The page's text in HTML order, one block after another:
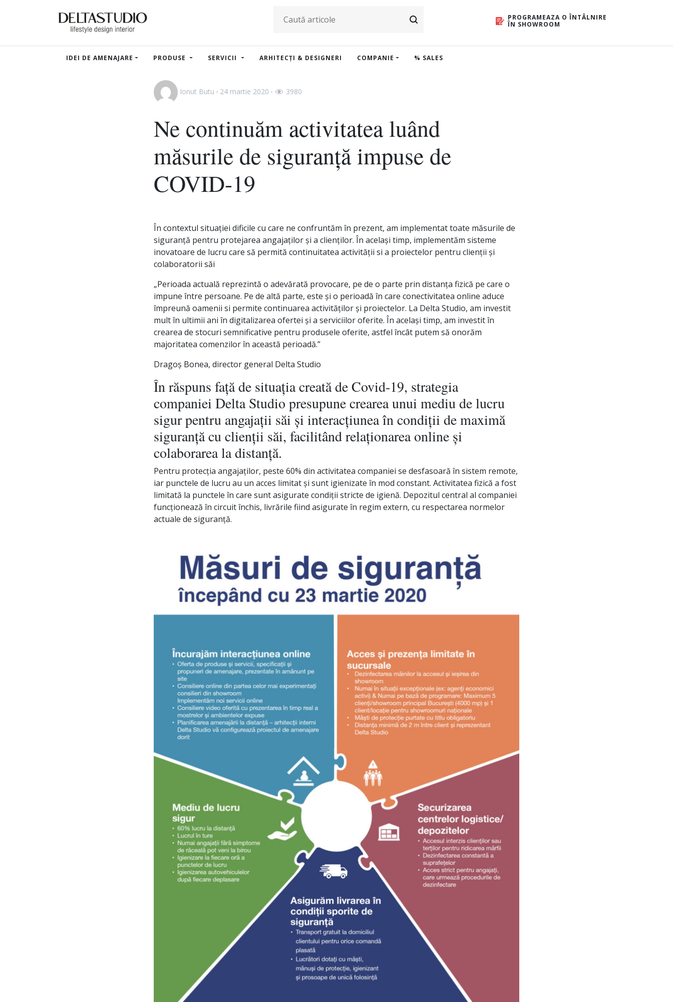
PROGRAMEAZA O ÎNTÂLNIRE
ÎN SHOWROOM
IDEI DE AMENAJARE PRODUSE SERVICII ARHITECȚI & DESIGNERI COMPANIE % SALES
Ionut Butu 24 martie 2020 3980
Ne continuăm activitatea luând
măsurile de siguranță impuse de
COVID-19
În contextul situației dificile cu care ne confruntăm în prezent, am implementat toate măsurile de
siguranță pentru protejarea angajaților și a clienților. În același timp, implementăm sisteme
inovatoare de lucru care să permită continuitatea activității si a proiectelor pentru clienții și
colaboratorii săi
„Perioada actuală reprezintă o adevărată provocare, pe de o parte prin distanța fizică pe care o
impune între persoane. Pe de altă parte, este și o perioadă în care conectivitatea online aduce
împreună oamenii si permite continuarea activităților și proiectelor. La Delta Studio, am investit
mult în ultimii ani în digitalizarea ofertei și a serviciilor oferite. În același timp, am investit în
crearea de stocuri semnificative pentru produsele oferite, astfel încât putem să onorăm
majoritatea comenzilor în această perioadă.”
Dragoș Bonea, director general Delta Studio
În răspuns față de situația creată de Covid-19, strategia
companiei Delta Studio presupune crearea unui mediu de lucru
sigur pentru angajații săi și interacțiunea în condiții de maximă
siguranță cu clienții săi, facilitând relaționarea online și
colaborarea la distanță.
Pentru protecția angajaților, peste 60% din activitatea companiei se desfasoară în sistem remote,
iar punctele de lucru au un acces limitat și sunt igienizate în mod constant. Activitatea fizică a fost
limitată la punctele în care sunt asigurate condiții stricte de igienă. Depozitul central al companiei
funcționează în circuit închis, livrările fiind asigurate în regim extern, cu respectarea normelor
actuale de siguranță.